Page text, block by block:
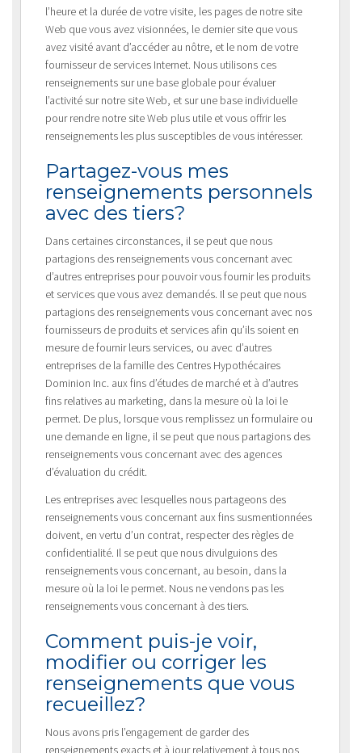
l’heure et la durée de votre visite, les pages de notre site
Web que vous avez visionnées, le dernier site que vous
avez visité avant d’accéder au nôtre, et le nom de votre
fournisseur de services Internet. Nous utilisons ces
renseignements sur une base globale pour évaluer
l’activité sur notre site Web, et sur une base individuelle
pour rendre notre site Web plus utile et vous offrir les
renseignements les plus susceptibles de vous intéresser.
Partagez-vous mes
renseignements personnels
avec des tiers?
Dans certaines circonstances, il se peut que nous
partagions des renseignements vous concernant avec
d’autres entreprises pour pouvoir vous fournir les produits
et services que vous avez demandés. Il se peut que nous
partagions des renseignements vous concernant avec nos
fournisseurs de produits et services afin qu’ils soient en
mesure de fournir leurs services, ou avec d’autres
entreprises de la famille des Centres Hypothécaires
Dominion Inc. aux fins d’études de marché et à d’autres
fins relatives au marketing, dans la mesure où la loi le
permet. De plus, lorsque vous remplissez un formulaire ou
une demande en ligne, il se peut que nous partagions des
renseignements vous concernant avec des agences
d’évaluation du crédit.
Les entreprises avec lesquelles nous partageons des
renseignements vous concernant aux fins susmentionnées
doivent, en vertu d’un contrat, respecter des règles de
confidentialité. Il se peut que nous divulguions des
renseignements vous concernant, au besoin, dans la
mesure où la loi le permet. Nous ne vendons pas les
renseignements vous concernant à des tiers.
Comment puis-je voir,
modifier ou corriger les
renseignements que vous
recueillez?
Nous avons pris l’engagement de garder des
renseignements exacts et à jour relativement à tous nos